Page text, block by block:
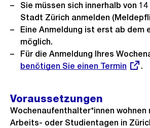
Sie müssen sich innerhalb von
Stadt Zürich anmelden
Eine Anmeldung ist erst ab dem
möglich.
Für die Anmeldung Ihres
benötigen Sie einen Termin .
Voraussetzungen
Wochenaufenthalter*innen wohnen
Arbeits- oder Studientagen in